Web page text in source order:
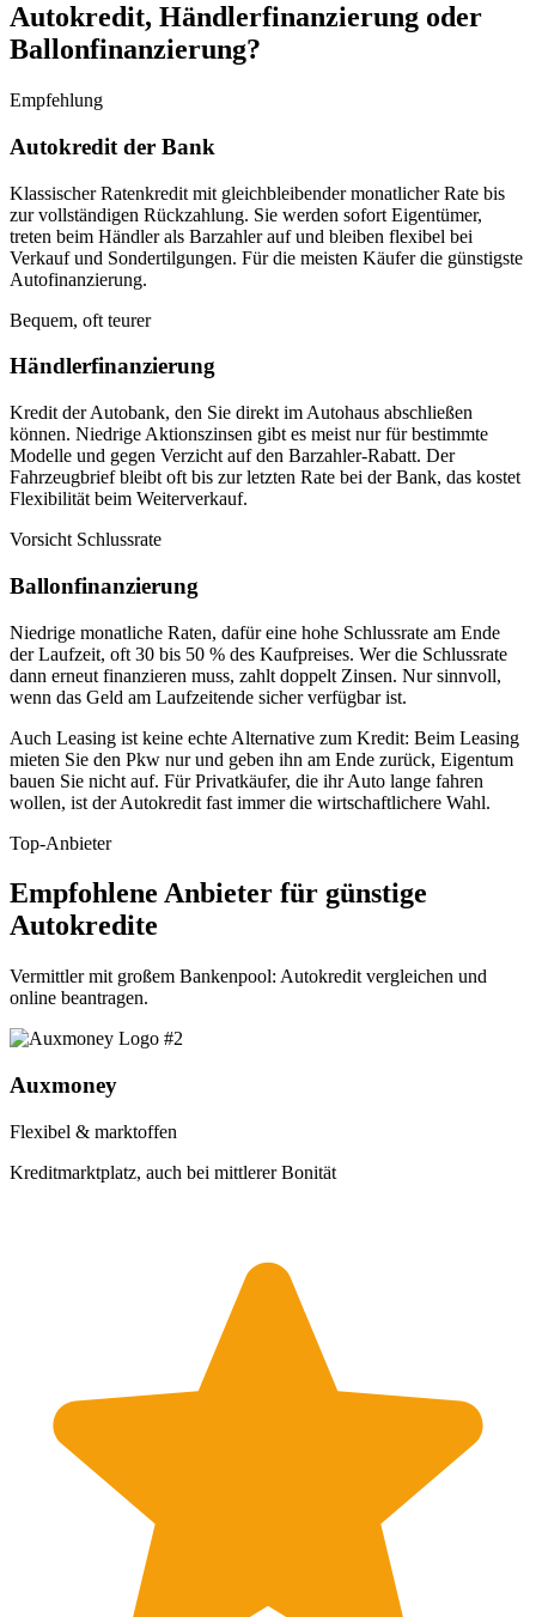
Autokredit, Händlerfinanzierung oder
Ballonfinanzierung?
Empfehlung
Autokredit der Bank
Klassischer Ratenkredit mit gleichbleibender monatlicher Rate bis
zur vollständigen Rückzahlung. Sie werden sofort Eigentümer,
treten beim Händler als Barzahler auf und bleiben flexibel bei
Verkauf und Sondertilgungen. Für die meisten Käufer die günstigste
Autofinanzierung.
Bequem, oft teurer
Händlerfinanzierung
Kredit der Autobank, den Sie direkt im Autohaus abschließen
können. Niedrige Aktionszinsen gibt es meist nur für bestimmte
Modelle und gegen Verzicht auf den Barzahler-Rabatt. Der
Fahrzeugbrief bleibt oft bis zur letzten Rate bei der Bank, das kostet
Flexibilität beim Weiterverkauf.
Vorsicht Schlussrate
Ballonfinanzierung
Niedrige monatliche Raten, dafür eine hohe Schlussrate am Ende
der Laufzeit, oft 30 bis 50 % des Kaufpreises. Wer die Schlussrate
dann erneut finanzieren muss, zahlt doppelt Zinsen. Nur sinnvoll,
wenn das Geld am Laufzeitende sicher verfügbar ist.
Auch Leasing ist keine echte Alternative zum Kredit: Beim Leasing
mieten Sie den Pkw nur und geben ihn am Ende zurück, Eigentum
bauen Sie nicht auf. Für Privatkäufer, die ihr Auto lange fahren
wollen, ist der Autokredit fast immer die wirtschaftlichere Wahl.
Top-Anbieter
Empfohlene Anbieter für günstige
Autokredite
Vermittler mit großem Bankenpool: Autokredit vergleichen und
online beantragen.
#2
Auxmoney
Flexibel & marktoffen
Kreditmarktplatz, auch bei mittlerer Bonität